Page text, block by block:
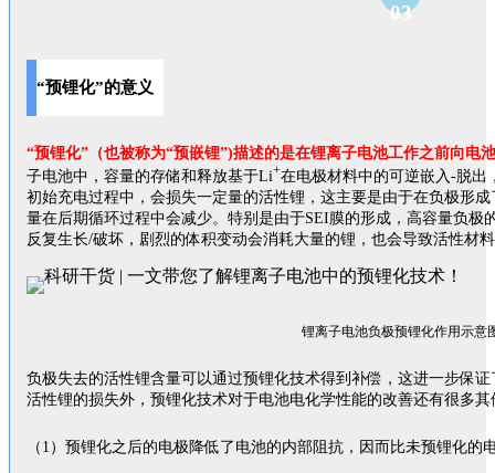
03
“预锂化”的意义
“预锂化”（也被称为“预嵌锂”)描述的是在锂离子电池工作之前向电
子电池中，容量的存储和释放基于Li+在电极材料中的可逆嵌入-脱出
初始充电过程中，会损失一定量的活性锂，这主要是由于在负极形
量在后期循环过程中会减少。特别是由于SEI膜的形成，高容量负极
反复生长/破坏，剧烈的体积变动会消耗大量的锂，也会导致活性材
锂离子电池负极预锂化作用示意
负极失去的活性锂含量可以通过预锂化技术得到补偿，这进一步保
活性锂的损失外，预锂化技术对于电池电化学性能的改善还有很多其
（1）预锂化之后的电极降低了电池的内部阻抗，因而比未预锂化的